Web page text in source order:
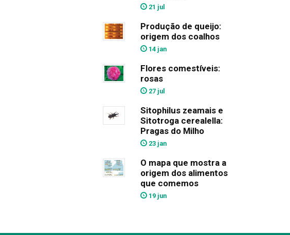
21 jul
Produção de queijo:
origem dos coalhos
14 jan
Flores comestíveis:
rosas
27 jul
Sitophilus zeamais e
Sitotroga cerealella:
Pragas do Milho
23 jan
O mapa que mostra a
origem dos alimentos
que comemos
19 jun